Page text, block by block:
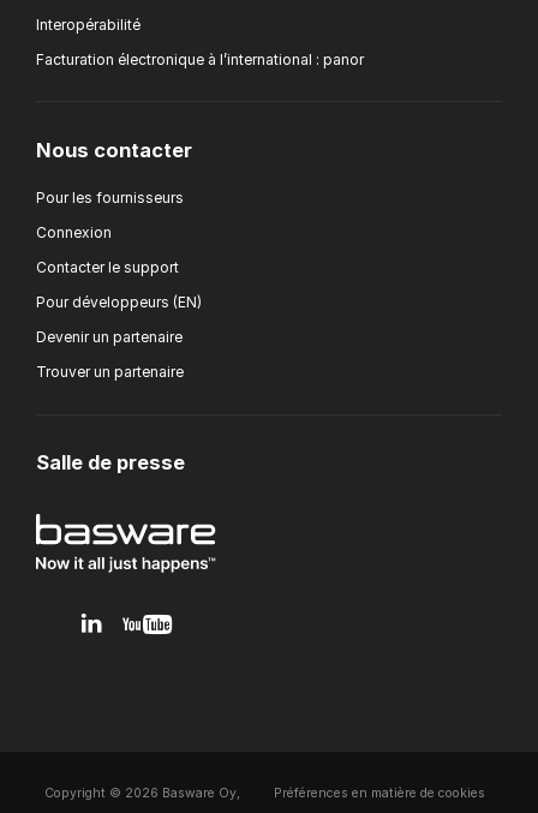
Interopérabilité
Facturation électronique à l’international : panor
Nous contacter
Pour les fournisseurs
Connexion
Contacter le support
Pour développeurs (EN)
Devenir un partenaire
Trouver un partenaire
Salle de presse
Copyright © 2026 Basware Oy, Préférences en matière de cookies